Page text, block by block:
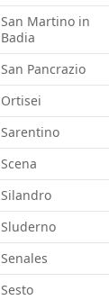
San Martino in
Badia
San Pancrazio
Ortisei
Sarentino
Scena
Silandro
Sluderno
Senales
Sesto